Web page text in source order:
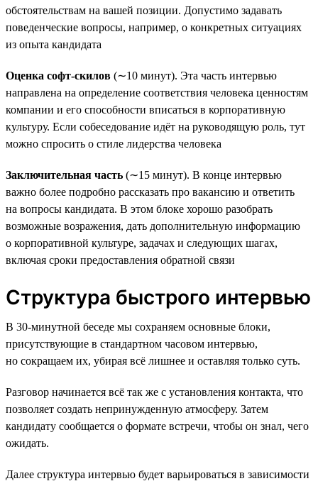
обстоятельствам на вашей позиции. Допустимо задавать
поведенческие вопросы, например, о конкретных ситуациях
из опыта кандидата
Оценка софт-скилов (∼10 минут). Эта часть интервью
направлена на определение соответствия человека ценностям
компании и его способности вписаться в корпоративную
культуру. Если собеседование идёт на руководящую роль, тут
можно спросить о стиле лидерства человека
Заключительная часть (∼15 минут). В конце интервью
важно более подробно рассказать про вакансию и ответить
на вопросы кандидата. В этом блоке хорошо разобрать
возможные возражения, дать дополнительную информацию
о корпоративной культуре, задачах и следующих шагах,
включая сроки предоставления обратной связи
Структура быстрого интервью
В 30-минутной беседе мы сохраняем основные блоки,
присутствующие в стандартном часовом интервью,
но сокращаем их, убирая всё лишнее и оставляя только суть.
Разговор начинается всё так же с установления контакта, что
позволяет создать непринужденную атмосферу. Затем
кандидату сообщается о формате встречи, чтобы он знал, чего
ожидать.
Далее структура интервью будет варьироваться в зависимости